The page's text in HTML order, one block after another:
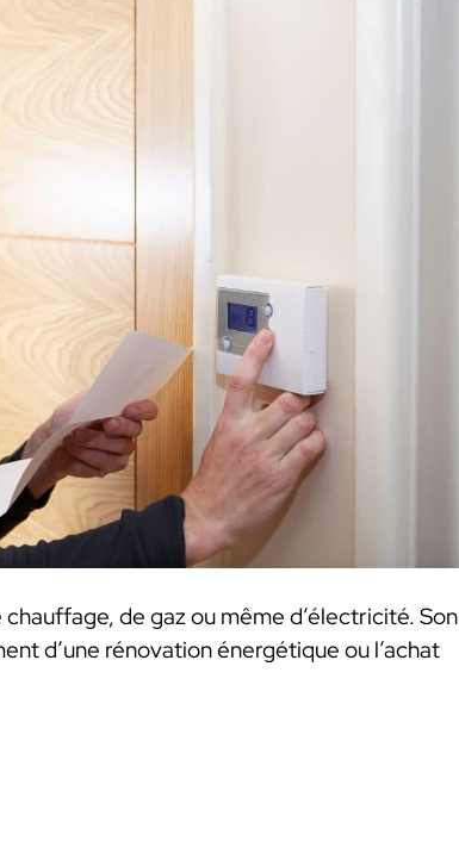
de gaz ou même d’électricité. Son
d’une rénovation énergétique ou l’achat